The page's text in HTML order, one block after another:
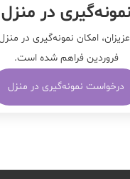
در منزل
امکان نمونه‌گیری در
فروردین فراهم شده است.
درخواست نمونه‌گیری در منزل